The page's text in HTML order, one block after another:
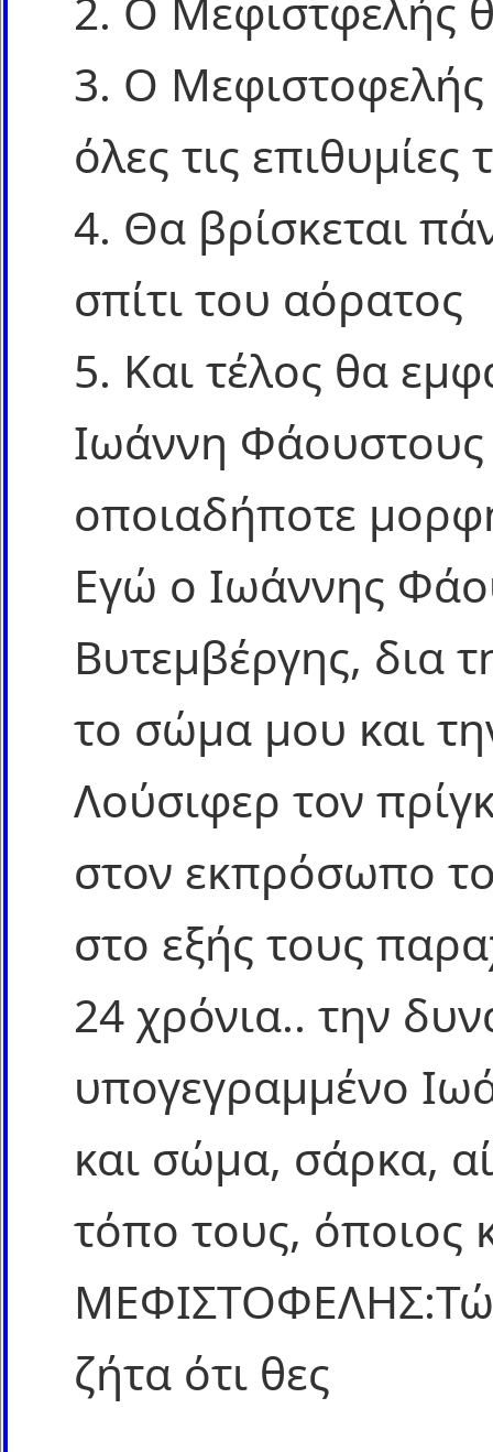
2. Ο Μεφιστφελής
3. Ο
όλες τις επιθυμίες
4. Θα βρίσκεται
σπίτι του αόρατος
5. Και τέλος θα
Ιωάννη Φάουστους
οποιαδήποτε
Εγώ ο Ιωάννης
Βυτεμβέργης, δια
το σώμα μου και
Λούσιφερ τον
στον εκπρόσωπο
στο εξής τους
24 χρόνια.. την
υπογεγραμμένο
και σώμα, σάρκα,
τόπο τους, όποιος
ζήτα ότι θες